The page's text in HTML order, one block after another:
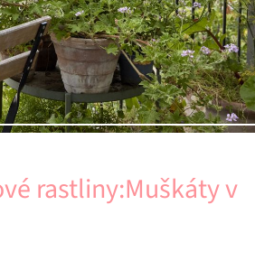
rastliny:Muškáty v